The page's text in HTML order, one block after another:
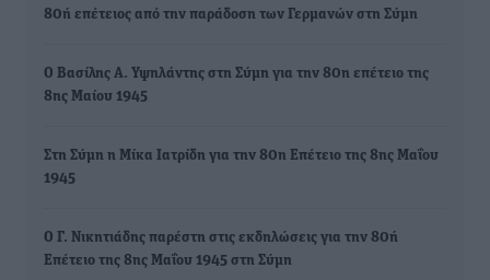
80ή επέτειος από την παράδοση των Γερμανών στη Σύμη
Ο Βασίλης Α. Υψηλάντης στη Σύμη για την 80η επέτειο της
8ης Μαίου 1945
Στη Σύμη η Μίκα Ιατρίδη για την 80η Επέτειο της 8ης Μαΐου
1945
Ο Γ. Νικητιάδης παρέστη στις εκδηλώσεις για την 80ή
Επέτειο της 8ης Μαΐου 1945 στη Σύμη